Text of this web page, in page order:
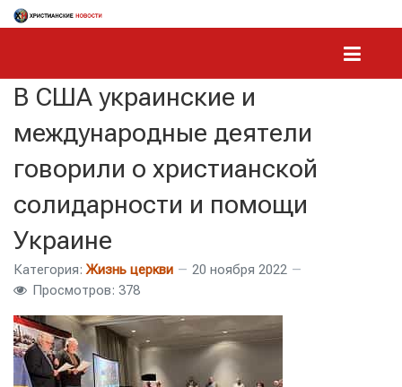
В США украинские и
международные деятели
говорили о христианской
солидарности и помощи
Украине
Категория: Жизнь церкви
20 ноября 2022
Просмотров: 378